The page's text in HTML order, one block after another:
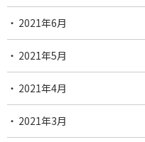
2021年6月
2021年5月
2021年4月
2021年3月